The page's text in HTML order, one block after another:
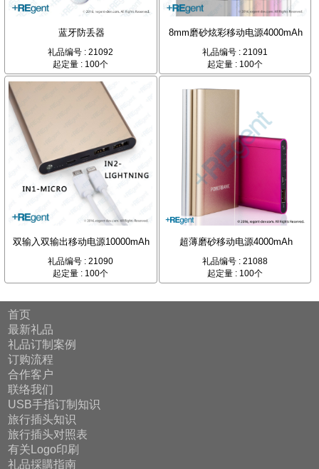
蓝牙防丢器
礼品编号 : 21092
起定量 : 100个
8mm磨砂炫彩移动电源4000mAh
礼品编号 : 21091
起定量 : 100个
双输入双输出移动电源10000mAh
礼品编号 : 21090
起定量 : 100个
超薄磨砂移动电源4000mAh
礼品编号 : 21088
起定量 : 100个
首页
最新礼品
礼品订制案例
订购流程
合作客户
联络我们
USB手指订制知识
旅行插头知识
旅行插头对照表
有关Logo印刷
礼品採購指南